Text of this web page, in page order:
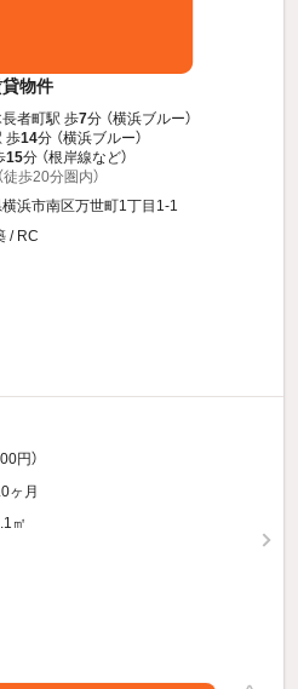
物件
者町駅 歩7分 （横浜ブルー）
歩14分 （横浜ブルー）
15分 （根岸線など）
徒歩20分圏内）
浜市南区万世町1丁目1-1
/ RC
円）
ヶ月
㎡